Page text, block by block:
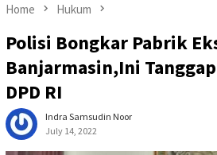
Home Hukum
Polisi Bongkar Pabrik
Banjarmasin,Ini
DPD RI
Indra Samsudin Noor
July 14, 2022